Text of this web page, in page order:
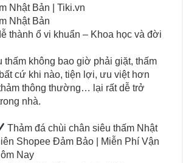
Nhật Bản | Tiki.vn
Nhật Bản
thành ổ vi khuẩn – Khoa học và đời
thấm không bao giờ phải giặt, thấm
cứ khi nào, tiện lợi, ưu việt hơn
thông thường… lại rất dễ trở
nhà.
Thảm đá chùi chân siêu thấm Nhật
Shopee Đảm Bảo | Miễn Phí Vận
Nay